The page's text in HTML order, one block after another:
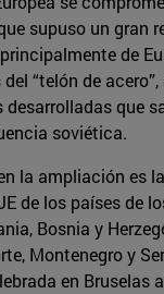
supuso un gran
de
“telón de
que
soviética.
la ampliación es
de los países de
Bosnia y
Montenegro y
en Bruselas